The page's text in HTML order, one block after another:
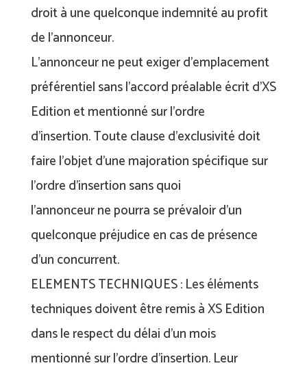
droit à une quelconque indemnité au profit
de l’annonceur.
L’annonceur ne peut exiger d’emplacement
préférentiel sans l’accord préalable écrit d’XS
Edition et mentionné sur l’ordre
d’insertion. Toute clause d’exclusivité doit
faire l’objet d’une majoration spécifique sur
l’ordre d’insertion sans quoi
l’annonceur ne pourra se prévaloir d’un
quelconque préjudice en cas de présence
d’un concurrent.
ELEMENTS TECHNIQUES : Les éléments
techniques doivent être remis à XS Edition
dans le respect du délai d’un mois
mentionné sur l’ordre d’insertion. Leur